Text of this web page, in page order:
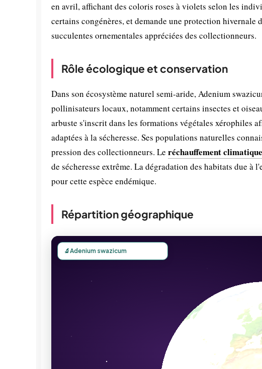
en avril, affichant des coloris roses à violets selon les
certains congénères, et demande une protection hivernale
succulentes ornementales appréciées des collectionneurs.
Rôle écologique et conservation
Dans son écosystème naturel semi-aride, Adenium
pollinisateurs locaux, notamment certains insectes et
arbuste s'inscrit dans les formations végétales xérophiles
adaptées à la sécheresse. Ses populations naturelles
pression des collectionneurs. Le réchauffement climatique
de sécheresse extrême. La dégradation des habitats due
pour cette espèce endémique.
Répartition géographique